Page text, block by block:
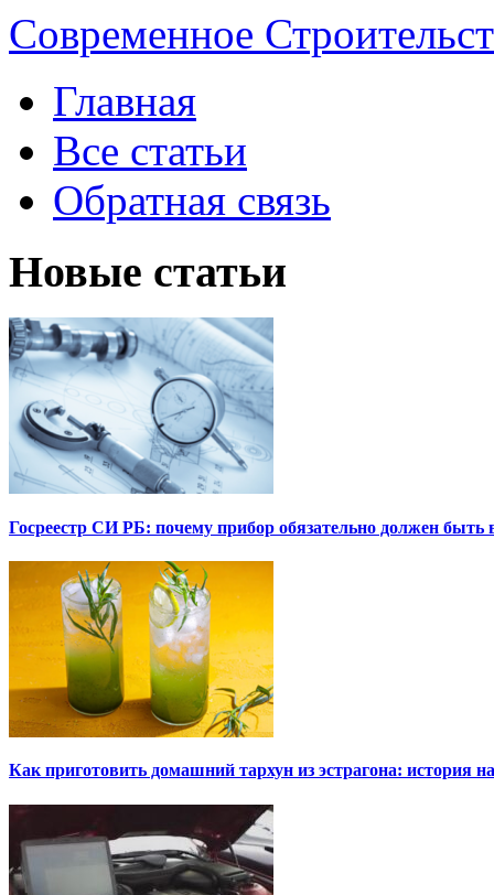
Современное
Главная
Все статьи
Обратная связь
Новые статьи
Госреестр СИ РБ: почему прибор обязательно должен быть
Как приготовить домашний тархун из эстрагона: история